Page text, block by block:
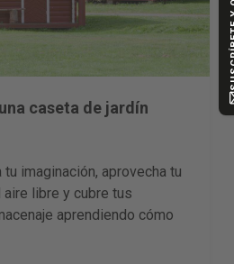
caseta de jardín
imaginación, aprovecha tu
libre y cubre tus
aprendiendo cómo
jardín paso a paso de